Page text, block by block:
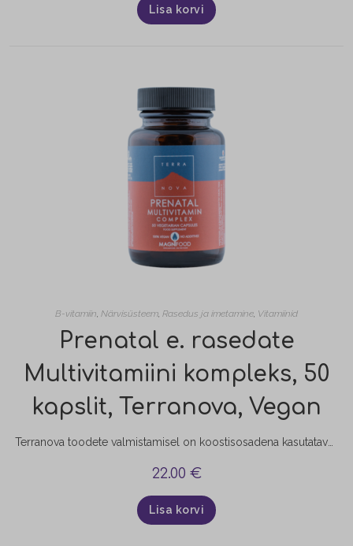
Lisa korvi
B-vitamiin, Närvisüsteem, Rasedus ja imetamine, Vitamiinid
Prenatal e. rasedate
Multivitamiini kompleks, 50
kapslit, Terranova, Vegan
Terranova toodete valmistamisel on koostisosadena kasutatavad taimed kuivatatud külmkuivatusmeetodil, mis aitab säilita nende algse biokeemilise koostise. Taimede külmkuivatamine suurendab ka toitainete suuremat biokättesaadavust. Terranova Prenatal Multivitamin Complex on spetsiaalselt välja töötatud last ootavatele naistele, aga sobib hästi ka imetavatele emadele. See kompleks sisaldab kõiki peamisi vitamiine ja mineraalaineid, mis on vajalikud nii emale kui lootele lapse arenguperioodil. Sisaldab ka optimaalsetes…
22.00 €
Lisa korvi